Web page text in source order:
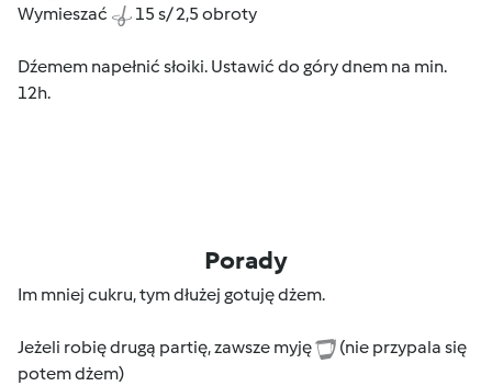
Wymieszać
15 s/ 2,5 obroty
Dźemem napełnić słoiki. Ustawić do góry dnem na min.
12h.
Porady
Im mniej cukru, tym dłużej gotuję dżem.
Jeżeli robię drugą partię, zawsze myję
(nie przypala się
potem dżem)